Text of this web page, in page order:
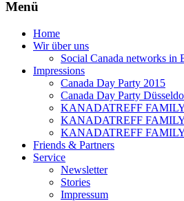
Menü
Home
Wir über uns
Social Canada networks in
Impressions
Canada Day Party 2015
Canada Day Party
KANADATREFF FAMILY
KANADATREFF FAMILY
KANADATREFF FAMILY
Friends & Partners
Service
Newsletter
Stories
Impressum